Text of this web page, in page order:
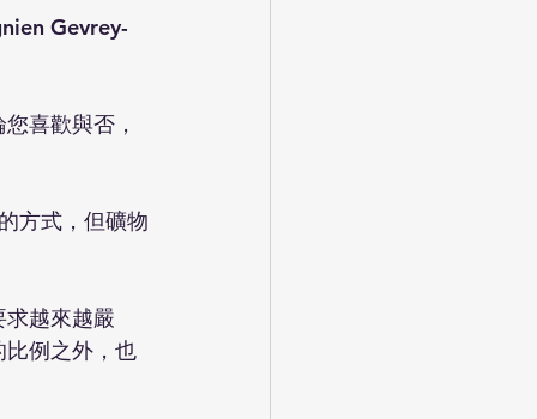
Gevrey-
喜歡與否，
方式，但礦物
越來越嚴
例之外，也